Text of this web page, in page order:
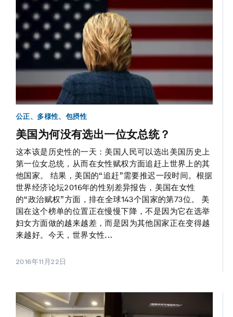
公正、多様性、包摂性
美国为何没有选出一位女总统？
这本该是历史性的一天：美国人民可以选出美国历史上
第一位女总统，从而在女性赋权方面追赶上世界上的其
他国家。 结果，美国的“追赶”需要推迟一段时间。根据
世界经济论坛2016年的性别差异报告，美国在女性
的“政治赋权”方面，排在全球143个国家的第73位。 美
国在这个榜单的位置正在慢慢下降，不是因为它在选举
妇女方面做的越来越差，而是因为其他国家正在变得越
来越好。今天，世界女性...
2016年11月22日